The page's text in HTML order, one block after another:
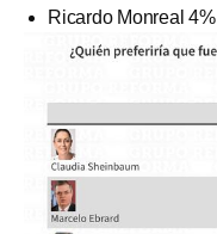
Ricardo Monreal 4%